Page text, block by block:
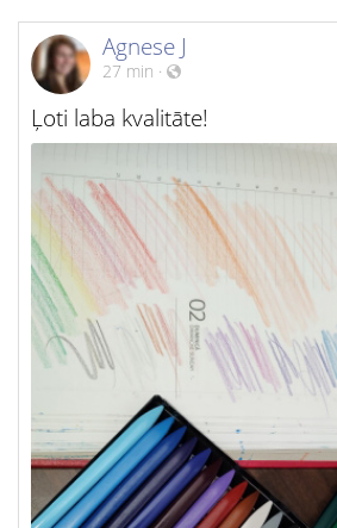
Agnese J
27 min ·
Ļoti laba kvalitāte!